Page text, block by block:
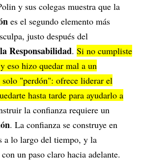
y sus colegas muestra que la
es el segundo elemento más
justo después del
Responsabilidad. Si no cumpliste
eso hizo quedar mal a un
solo "perdón": ofrece liderar el
hasta tarde para ayudarlo a
la confianza requiere un
. La confianza se construye en
a lo largo del tiempo, y la
un paso claro hacia adelante.